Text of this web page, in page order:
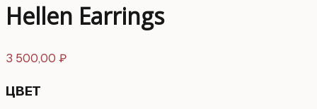
Hellen Earrings
3 500,00 ₽
ЦВЕТ